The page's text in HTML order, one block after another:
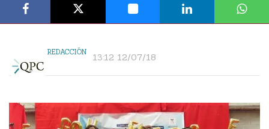
REDACCIÓN 13:12 12/07/18